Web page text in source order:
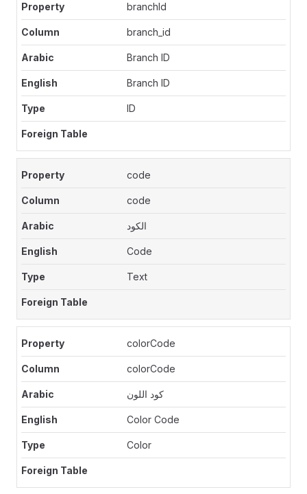
branchId
branch_id
Branch ID
Branch ID
ID
code
code
الكود
Code
Text
colorCode
colorCode
كود اللون
Color Code
Color